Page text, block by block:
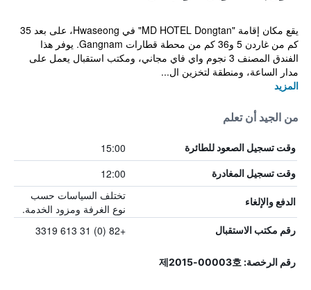
يقع مكان إقامة "MD HOTEL Dongtan" في Hwaseong، على بعد 35
كم من غاردن 5 و36 كم من محطة قطارات Gangnam. يوفر هذا
الفندق المصنف 3 نجوم واي فاي مجاني، ومكتب استقبال يعمل على
مدار الساعة، ومنطقة لتخزين ال...
المزيد
من الجيد أن تعلم
وقت تسجيل الصعود للطائرة 15:00
وقت تسجيل المغادرة 12:00
الدفع والإلغاء
تختلف السياسات حسب
نوع الغرفة ومزود الخدمة.
رقم مكتب الاستقبال +82 (0) 31 613 3319
رقم الرخصة: 제2015-00003호